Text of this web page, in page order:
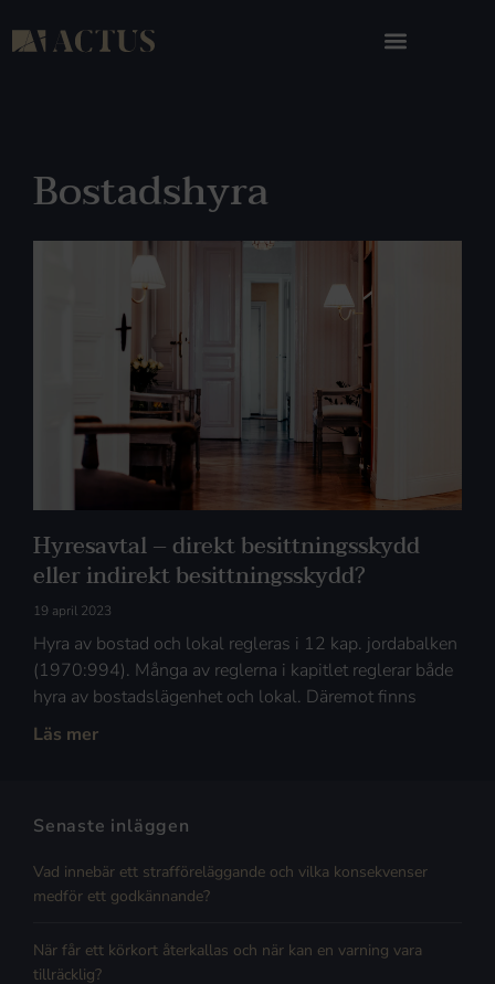
Bostadshyra
Hyresavtal – direkt besittningsskydd
eller indirekt besittningsskydd?
19 april 2023
Hyra av bostad och lokal regleras i 12 kap. jordabalken
(1970:994). Många av reglerna i kapitlet reglerar både
hyra av bostadslägenhet och lokal. Däremot finns
Läs mer
Senaste inläggen
Vad innebär ett strafföreläggande och vilka konsekvenser
medför ett godkännande?
När får ett körkort återkallas och när kan en varning vara
tillräcklig?